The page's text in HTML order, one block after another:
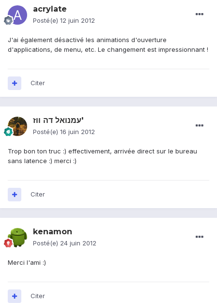
acrylate
Posté(e) 12 juin 2012
J'ai également désactivé les animations d'ouverture
d'applications, de menu, etc. Le changement est impressionnant !
Citer
עמנואל דה ווז'
Posté(e) 16 juin 2012
Trop bon ton truc :) effectivement, arrivée direct sur le bureau
sans latence :) merci :)
Citer
kenamon
Posté(e) 24 juin 2012
Merci l'ami :)
Citer